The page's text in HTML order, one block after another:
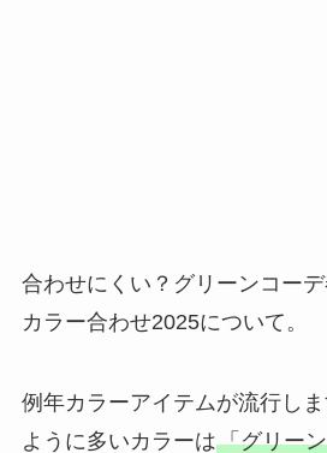
合わせにくい？グリーンコー
カラー合わせ2025について。
例年カラーアイテムが流行し
ように多いカラーは「グリー